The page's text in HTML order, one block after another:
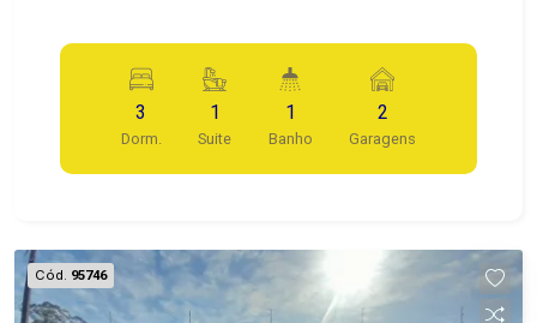
3
Dorm.
1
Suite
1
Banho
2
Garagens
Cód. 95746